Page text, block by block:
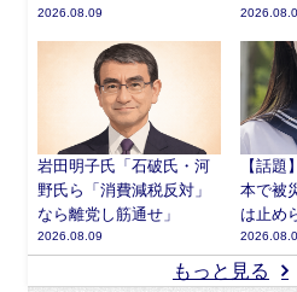
2026.08.09
岩田明子氏「石破氏・河
野氏ら「消費減税反対」
なら離党し筋通せ」
2026.08.09
【話題
本で被
は止め
もっと見る